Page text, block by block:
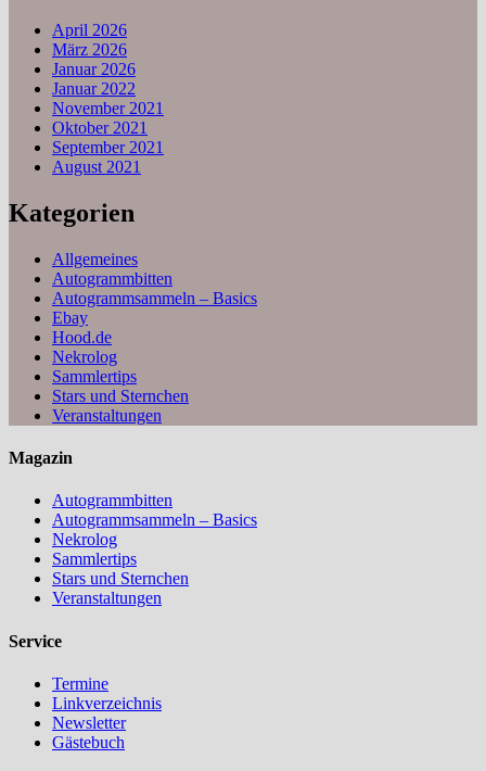
April 2026
März 2026
Januar 2026
Januar 2022
November 2021
Oktober 2021
September 2021
August 2021
Kategorien
Allgemeines
Autogrammbitten
Autogrammsammeln – Basics
Ebay
Hood.de
Nekrolog
Sammlertips
Stars und Sternchen
Veranstaltungen
Magazin
Autogrammbitten
Autogrammsammeln – Basics
Nekrolog
Sammlertips
Stars und Sternchen
Veranstaltungen
Service
Termine
Linkverzeichnis
Newsletter
Gästebuch